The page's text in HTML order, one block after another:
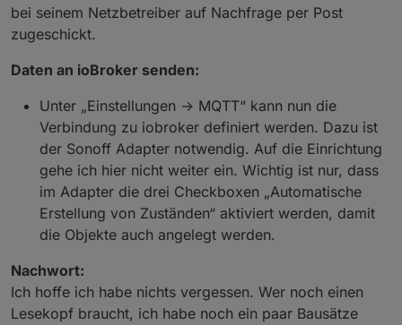
bei seinem Netzbetreiber auf Nachfrage per Post
zugeschickt.
Daten an ioBroker senden:
Unter „Einstellungen -> MQTT“ kann nun die
Verbindung zu iobroker definiert werden. Dazu ist
der Sonoff Adapter notwendig. Auf die Einrichtung
gehe ich hier nicht weiter ein. Wichtig ist nur, dass
im Adapter die drei Checkboxen „Automatische
Erstellung von Zuständen“ aktiviert werden, damit
die Objekte auch angelegt werden.
Nachwort:
Ich hoffe ich habe nichts vergessen. Wer noch einen
Lesekopf braucht, ich habe noch ein paar Bausätze